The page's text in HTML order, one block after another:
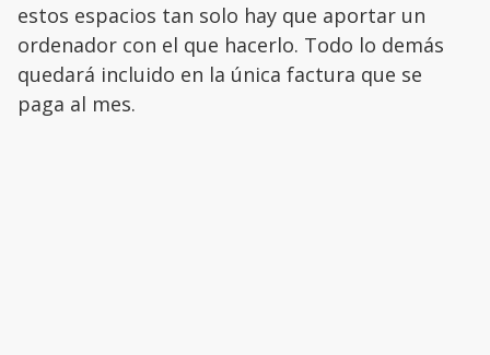
estos espacios tan solo hay que aportar un
ordenador con el que hacerlo. Todo lo demás
quedará incluido en la única factura que se
paga al mes.